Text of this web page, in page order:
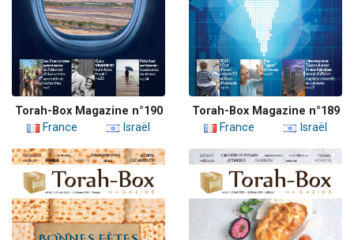
Torah-Box Magazine n°190
France
Israël
Torah-Box Magazine n°189
France
Israël